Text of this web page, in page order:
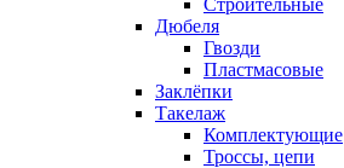
Строительные
Дюбеля
Гвозди
Пластмасовые
Заклёпки
Такелаж
Комплектующие
Троссы, цепи